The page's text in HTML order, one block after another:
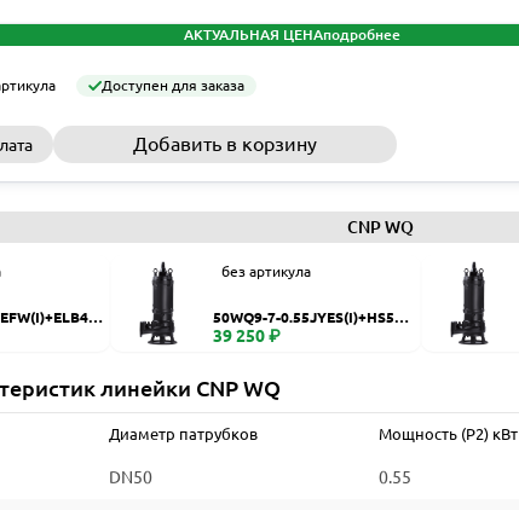
АКТУАЛЬНАЯ ЦЕНАподробнее
Доступен для заказа
Добавить в корзину
CNP WQ
без артикула
50WQ9-7-0.55JYES(I)+HS50
WQ
39 250 ₽
линейки CNP WQ
Диаметр патрубков Мощность (P2) кВт
DN50 0.55